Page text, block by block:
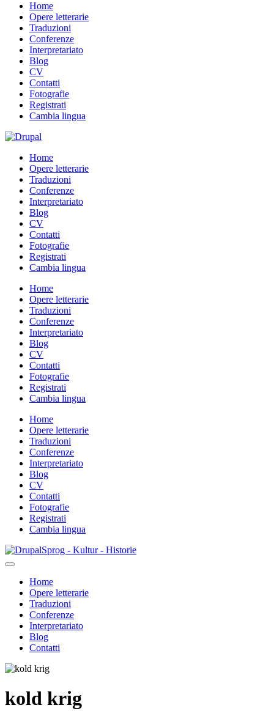
Home
Opere letterarie
Traduzioni
Conferenze
Interpretariato
Blog
CV
Contatti
Fotografie
Registrati
Cambia lingua
Home
Opere letterarie
Traduzioni
Conferenze
Interpretariato
Blog
CV
Contatti
Fotografie
Registrati
Cambia lingua
Home
Opere letterarie
Traduzioni
Conferenze
Interpretariato
Blog
CV
Contatti
Fotografie
Registrati
Cambia lingua
Home
Opere letterarie
Traduzioni
Conferenze
Interpretariato
Blog
CV
Contatti
Fotografie
Registrati
Cambia lingua
Salta
al
principale
Sprog - Kultur - Historie
Primær
navigation
Home
Opere letterarie
Traduzioni
Conferenze
Interpretariato
Blog
Contatti
kold krig